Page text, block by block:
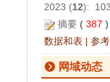
2023 (12):
摘要 ( 387
数据和表 | 参
网域动态